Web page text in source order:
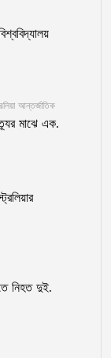
আন্তর্জাতিক
মাঝে এক.
নিহত দুই.